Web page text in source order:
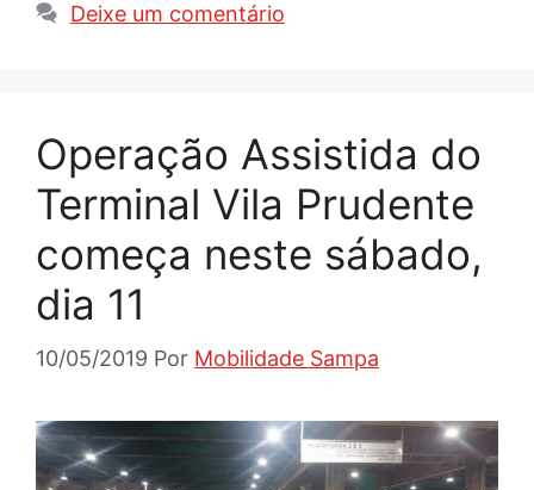
Deixe um comentário
Operação Assistida do
Terminal Vila Prudente
começa neste sábado,
dia 11
10/05/2019 Por Mobilidade Sampa